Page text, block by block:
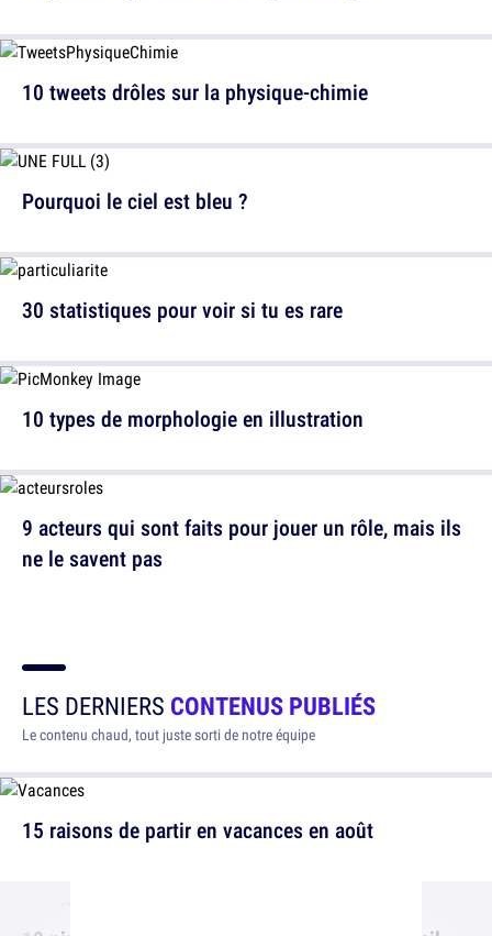
10 tweets drôles sur la physique-chimie
10 types de morphologie en illustration
Pourquoi le ciel est bleu ?
30 statistiques pour voir si tu es rare
9 acteurs qui sont faits pour jouer un rôle, mais ils
ne le savent pas
LES DERNIERS CONTENUS PUBLIÉS
Le contenu chaud, tout juste sorti de notre équipe
15 raisons de partir en vacances en août